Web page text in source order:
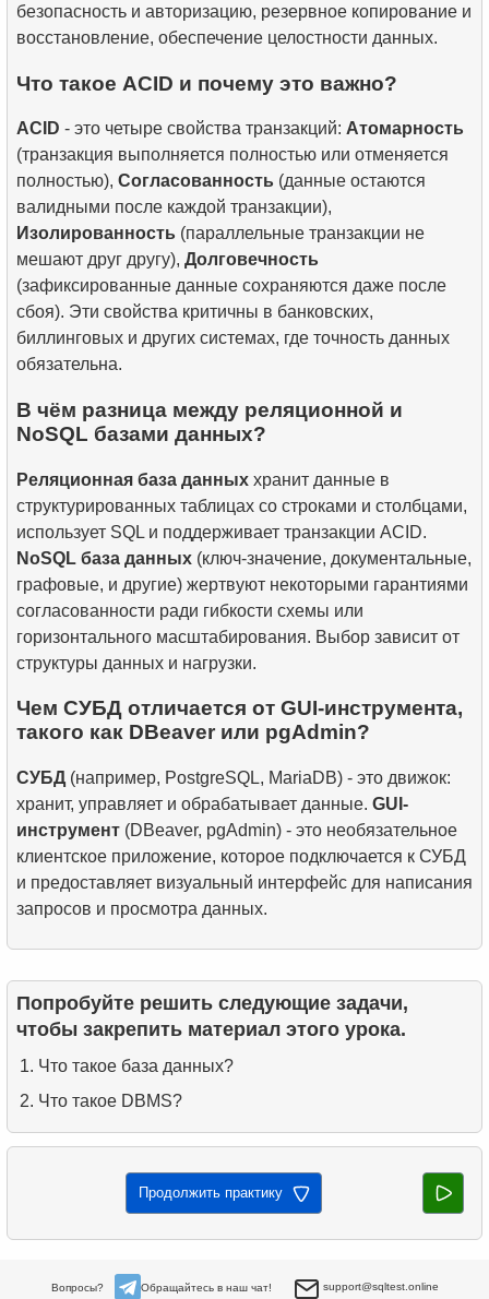
безопасность и авторизацию, резервное копирование и
восстановление, обеспечение целостности данных.
Что такое ACID и почему это важно?
ACID - это четыре свойства транзакций: Атомарность
(транзакция выполняется полностью или отменяется
полностью), Согласованность (данные остаются
валидными после каждой транзакции),
Изолированность (параллельные транзакции не
мешают друг другу), Долговечность
(зафиксированные данные сохраняются даже после
сбоя). Эти свойства критичны в банковских,
биллинговых и других системах, где точность данных
обязательна.
В чём разница между реляционной и
NoSQL базами данных?
Реляционная база данных хранит данные в
структурированных таблицах со строками и столбцами,
использует SQL и поддерживает транзакции ACID.
NoSQL база данных (ключ-значение, документальные,
графовые, и другие) жертвуют некоторыми гарантиями
согласованности ради гибкости схемы или
горизонтального масштабирования. Выбор зависит от
структуры данных и нагрузки.
Чем СУБД отличается от GUI-инструмента,
такого как DBeaver или pgAdmin?
СУБД (например, PostgreSQL, MariaDB) - это движок:
хранит, управляет и обрабатывает данные. GUI-
инструмент (DBeaver, pgAdmin) - это необязательное
клиентское приложение, которое подключается к СУБД
и предоставляет визуальный интерфейс для написания
запросов и просмотра данных.
Попробуйте решить следующие задачи,
чтобы закрепить материал этого урока.
Что такое база данных?
Что такое DBMS?
Продолжить практику
Вопросы? Обращайтесь в наш чат! support@sqltest.online